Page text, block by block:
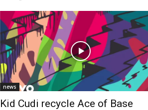
news
Kid Cudi recycle Ace of Base